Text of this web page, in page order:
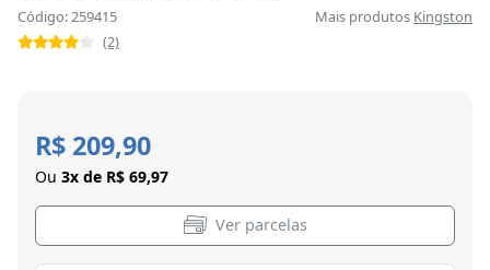
Código: 259415 Mais produtos Kingston
(2)
R$ 209,90
Ou 3x de R$ 69,97
Ver parcelas